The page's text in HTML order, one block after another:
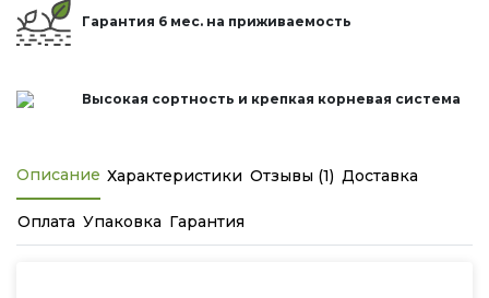
Гарантия 6 мес. на приживаемость
Высокая сортность и крепкая корневая система
Описание Характеристики Отзывы (1) Доставка
Оплата Упаковка Гарантия